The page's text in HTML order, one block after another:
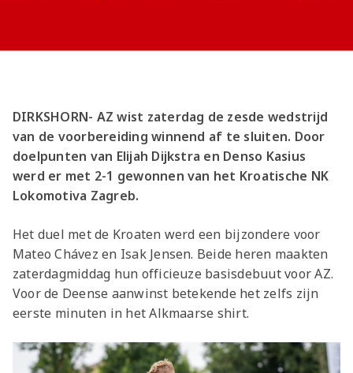
DIRKSHORN- AZ wist zaterdag de zesde wedstrijd
van de voorbereiding winnend af te sluiten. Door
doelpunten van Elijah Dijkstra en Denso Kasius
werd er met 2-1 gewonnen van het Kroatische NK
Lokomotiva Zagreb.
Het duel met de Kroaten werd een bijzondere voor
Mateo Chávez en Isak Jensen. Beide heren maakten
zaterdagmiddag hun officieuze basisdebuut voor AZ.
Voor de Deense aanwinst betekende het zelfs zijn
eerste minuten in het Alkmaarse shirt.